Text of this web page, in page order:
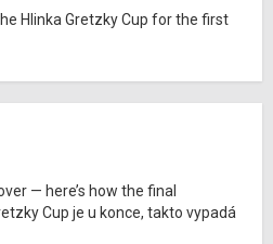
Hlinka Gretzky Cup for the first
— here’s how the final
Cup je u konce, takto vypadá